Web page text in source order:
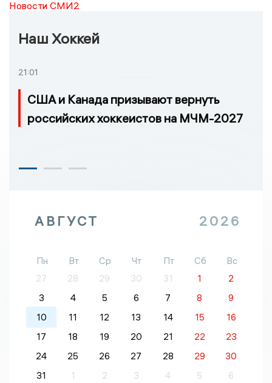
Новости СМИ2
Наш Хоккей
21:01
США и Канада призывают вернуть
российских хоккеистов на МЧМ-2027
АВГУСТ 2026
Пн Вт Ср Чт Пт Сб
Вс
27
28 29 30 31 1
2
3
4 5 6 7 8
9
10
11 12 13 14 15
16
17
18 19 20 21 22
23
24
25 26 27 28 29
30
31
1 2 3 4 5 6